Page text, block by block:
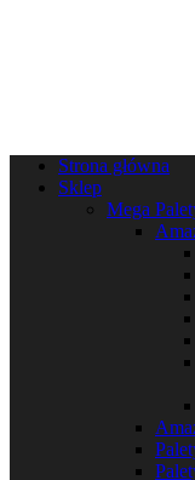
Strona główna
Sklep
Mega